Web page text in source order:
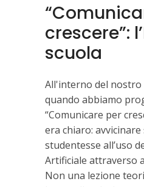
crescere”:
scuola
All'interno del
quando abbiamo
“Comunicare per
era chiaro:
studentesse all’uso
Artificiale attraverso
Non una lezione